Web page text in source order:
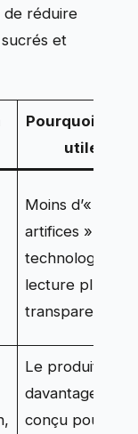
de réduire
et
Pourquoi c’est
utile
Moins d’«
artifices »
technologiques,
lecture plus
transparente
Le produit est
davantage
conçu pour